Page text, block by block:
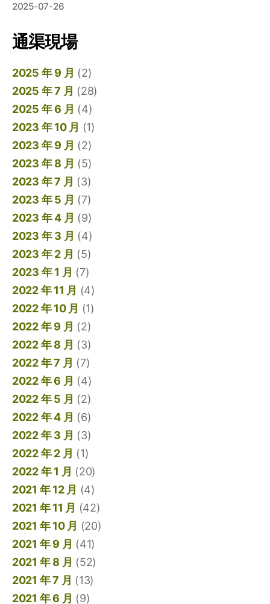
2025-07-26
通渠現場
2025 年 9 月 (2)
2025 年 7 月 (28)
2025 年 6 月 (4)
2023 年 10 月 (1)
2023 年 9 月 (2)
2023 年 8 月 (5)
2023 年 7 月 (3)
2023 年 5 月 (7)
2023 年 4 月 (9)
2023 年 3 月 (4)
2023 年 2 月 (5)
2023 年 1 月 (7)
2022 年 11 月 (4)
2022 年 10 月 (1)
2022 年 9 月 (2)
2022 年 8 月 (3)
2022 年 7 月 (7)
2022 年 6 月 (4)
2022 年 5 月 (2)
2022 年 4 月 (6)
2022 年 3 月 (3)
2022 年 2 月 (1)
2022 年 1 月 (20)
2021 年 12 月 (4)
2021 年 11 月 (42)
2021 年 10 月 (20)
2021 年 9 月 (41)
2021 年 8 月 (52)
2021 年 7 月 (13)
2021 年 6 月 (9)